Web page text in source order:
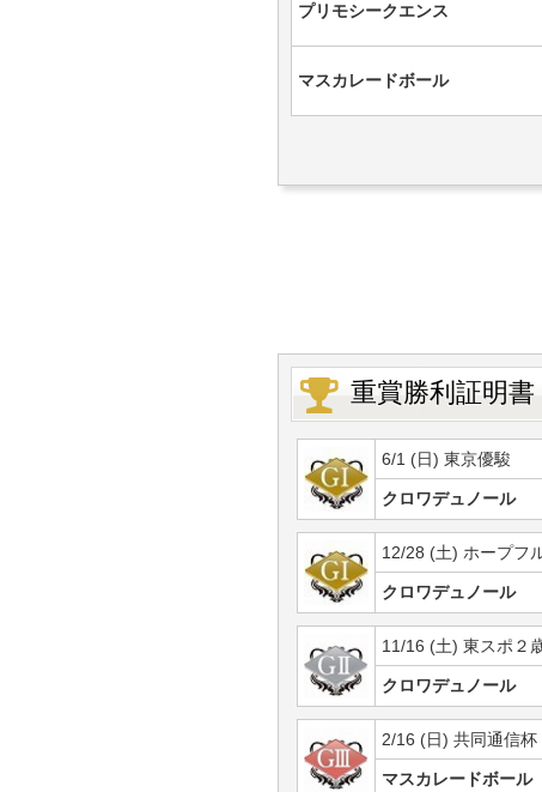
プリモシークエンス
マスカレードボール
重賞勝利証明書
6/1 (日) 東京優駿
クロワデュノール
12/28 (土) ホープフ
クロワデュノール
11/16 (土) 東スポ２
クロワデュノール
2/16 (日) 共同通信杯
マスカレードボール